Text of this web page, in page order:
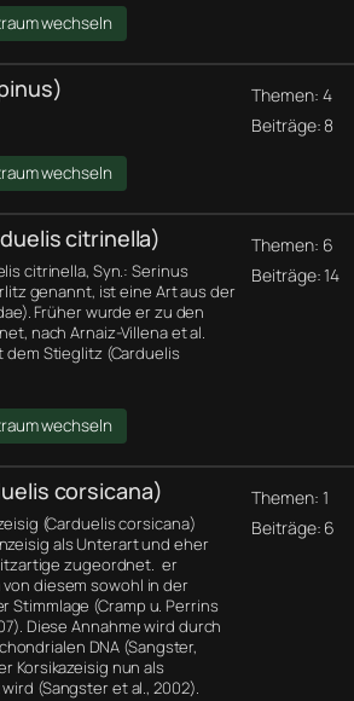
wechseln
wechseln
Themen: 4
Beiträge: 8
citrinella)
citrinella, Syn.: Serinus
genannt, ist eine Art aus der
Früher wurde er zu den
nach Arnaiz-Villena et al.
dem Stieglitz (Carduelis
wechseln
Themen: 6
Beiträge: 14
corsicana)
(Carduelis corsicana)
als Unterart und eher
zugeordnet. er
diesem sowohl in der
Stimmlage (Cramp u. Perrins
Diese Annahme wird durch
DNA (Sangster,
Korsikazeisig nun als
(Sangster et al., 2002).
Themen: 1
Beiträge: 6